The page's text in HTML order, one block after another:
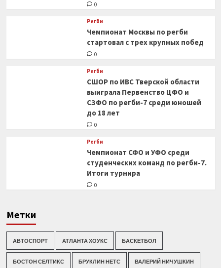
0
Регби
Чемпионат Москвы по регби
стартовал с трех крупных побед
0
Регби
СШОР по ИВС Тверской области
выиграла Первенство ЦФО и
СЗФО по регби-7 среди юношей
до 18 лет
0
Регби
Чемпионат СФО и УФО среди
студенческих команд по регби-7.
Итоги турнира
0
Метки
АВТОСПОРТ АТЛАНТА ХОУКС БАСКЕТБОЛ
БОСТОН СЕЛТИКС БРУКЛИН НЕТС ВАЛЕРИЙ НИЧУШКИН